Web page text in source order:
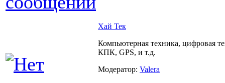
Хай Тек
Компьютерная техника, цифровая
КПК, GPS, и т.д.
Модератор: Valera